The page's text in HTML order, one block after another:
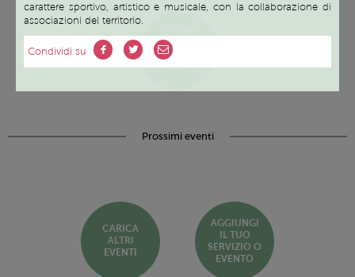
carattere sportivo, artistico e musicale, con la collaborazione di
associazioni del territorio.
Condividi su
TUTTI I
SERVIZI ED
EVENTI
Prossimi eventi
CARICA
ALTRI
EVENTI
AGGIUNGI
IL TUO
SERVIZIO O
EVENTO